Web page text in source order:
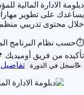
دبلومة الادارة المالية
يساعدك على تطوير
خلال محتوى تدريبي
⏱حسب نظام البرنامج
تأكيده من فريق أوميديك
📝 سجل في الدورة